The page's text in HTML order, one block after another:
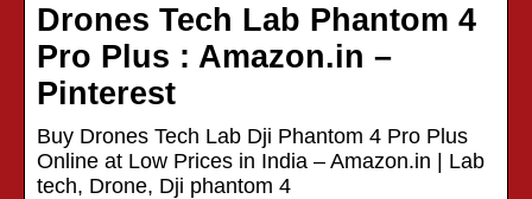
Drones Tech Lab Phantom 4
Pro Plus : Amazon.in –
Pinterest
Buy Drones Tech Lab Dji Phantom 4 Pro Plus
Online at Low Prices in India – Amazon.in | Lab
tech, Drone, Dji phantom 4